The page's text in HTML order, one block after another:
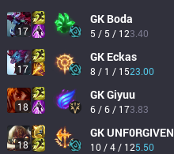
17
GK Boda
5 / 5 / 123.40
17
GK Eckas
8 / 1 / 1523.00
18
GKGiyuu
6 / 6 / 173.83
18
GKUNF0RGIVEN
10 / 4 / 125.50